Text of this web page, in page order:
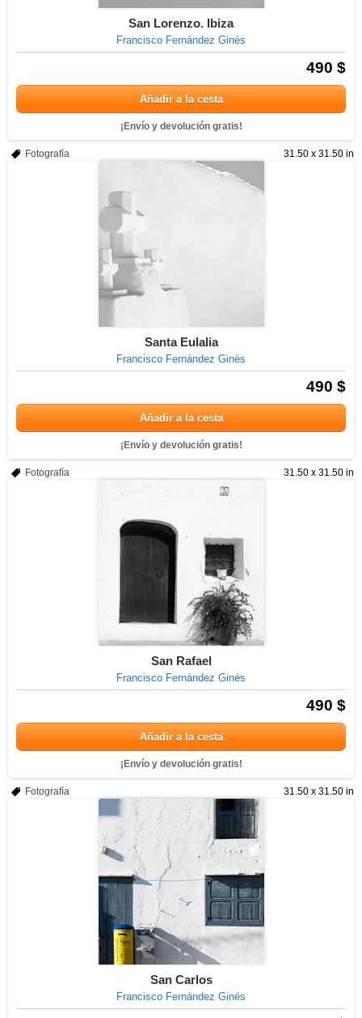
San Lorenzo. Ibiza
Francisco Fernández Ginés
490 $
Añadir a la cesta
¡Envío y devolución gratis!
31.50 x 31.50 in
Fotografía
Santa Eulalia
Francisco Fernández Ginés
490 $
Añadir a la cesta
¡Envío y devolución gratis!
31.50 x 31.50 in
Fotografía
San Rafael
Francisco Fernández Ginés
490 $
Añadir a la cesta
¡Envío y devolución gratis!
31.50 x 31.50 in
Fotografía
San Carlos
Francisco Fernández Ginés